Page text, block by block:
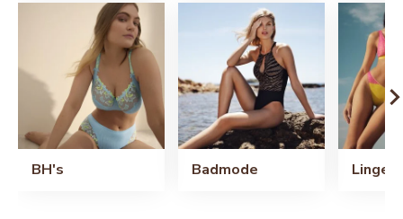
BH's Badmode